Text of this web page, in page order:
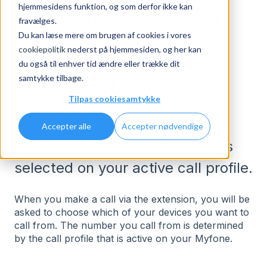
hjemmesidens funktion, og som derfor ikke kan
fravælges.
Du kan læse mere om brugen af cookies i vores
cookiepolitiknederst på hjemmesiden, og her kan
du også til enhver tid ændre eller trække dit
samtykke tilbage.
Tilpas cookiesamtykke
Accepter alle Accepter nødvendige
Which number do I call
from when I make a call
with the Myfone
extension?
You call from the number that is
selected on your active call profile.
When you make a call via the extension, you will be
asked to choose which of your devices you want to
call from. The number you call from is determined
by the call profile that is active on your Myfone.